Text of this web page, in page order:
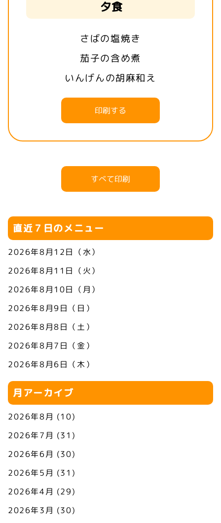
夕食
さばの塩焼き
茄子の含め煮
いんげんの胡麻和え
印刷する
すべて印刷
直近７日のメニュー
2026年8月12日（水）
2026年8月11日（火）
2026年8月10日（月）
2026年8月9日（日）
2026年8月8日（土）
2026年8月7日（金）
2026年8月6日（木）
月アーカイブ
2026年8月 (10)
2026年7月 (31)
2026年6月 (30)
2026年5月 (31)
2026年4月 (29)
2026年3月 (30)